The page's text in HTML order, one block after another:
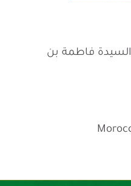
السيدة فاطمة بن